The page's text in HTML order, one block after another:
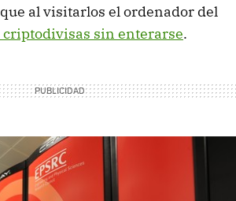
al visitarlos el ordenador del
sin enterarse.